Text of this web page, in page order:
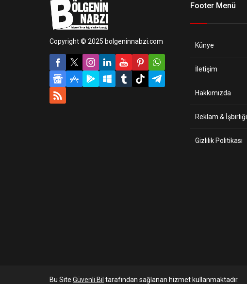
Copyright © 2025 bolgeninnabzi.com
Footer Menü
Künye
İletişim
Hakkımızda
Reklam & İşbirliği
Gizlilik Politikası
Bu Site Güvenli Bil tarafından sağlanan hizmet kullanmaktadır.